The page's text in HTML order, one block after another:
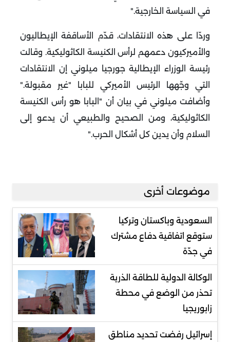
في السياسة الخارجية".
وردّا على هذه الانتقادات، قدّم الأساقفة الإيطاليون
والأميركيون دعمهم لرأس الكنيسة الكاثوليكية. وقالت
رئيسة الوزراء الإيطالية جورجيا ميلوني إن الانتقادات
التي وجّهها الرئيس الأميركي للبابا "غير مقبولة".
وأضافت ميلوني في بيان أن "البابا هو رأس الكنيسة
الكاثوليكية، ومن الصحيح والطبيعي أن يدعو إلى
السلام وأن يدين كل أشكال الحرب".
موضوعات أخرى
السعودية وباكستان وتركيا
ستوقع اتفاقية دفاع مشترك
في جدّة
الوكالة الدولية للطاقة الذرية
تحذر من الوضع في محطة
زابوريجيا
إسرائيل رفضت تحديد مناطق